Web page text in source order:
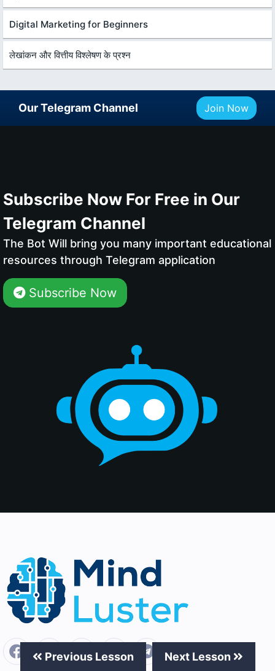
Digital Marketing for Beginners
लेखांकन और वित्तीय विश्लेषण के प्रश्न
Previous Lesson Next Lesson
Our Telegram Channel Join Now
Subscribe Now For Free in Our
Telegram Channel
The Bot Will bring you many important educational
resources through Telegram application
Subscribe Now